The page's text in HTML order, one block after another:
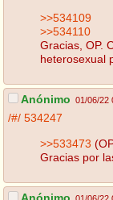
>>534109
>>534110
Gracias, OP.
heterosexual
Anónimo 01/06/22
/#/ 534247
>>533473
Gracias por